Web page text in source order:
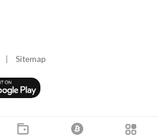
| Sitemap